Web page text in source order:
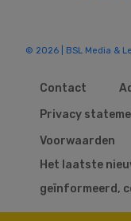
© 2026 | BSL Media &
Contact
Privacy
Voorwaarden
Het laatste
geïnformeerd,